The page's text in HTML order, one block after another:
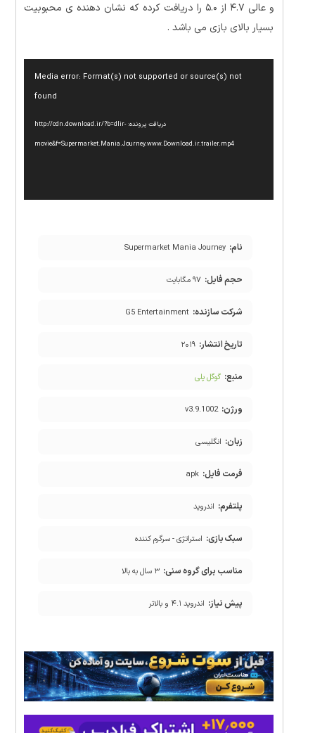
و عالی ۴.۷ از ۵.۰ را دریافت کرده که نشان دهنده ی محبوبیت
بسیار بالای بازی می باشد .
Media error: Format(s) not supported or source(s) not
found
دریافت پرونده: http://cdn.download.ir/?b=dlir-
movie&f=Supermarket.Mania.Journey.www.Download.ir.trailer.mp4
نام: Supermarket Mania Journey
حجم فایل: ۹۷ مگابایت
شرکت سازنده: G5 Entertainment
تاریخ انتشار: ۲۰۱۹
منبع: گوگل پلی
ورژن: v3.9.1002
زبان: انگلیسی
فرمت فایل: apk
پلتفرم: اندروید
سبک بازی: استراتژی - سرگرم کننده
مناسب برای گروه سنی: ۳ سال به بالا
پیش نیاز: اندروید ۴.۱ و بالاتر